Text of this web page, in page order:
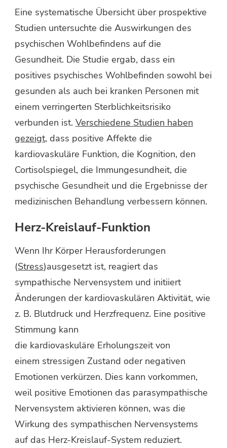
Eine systematische Übersicht über prospektive
Studien untersuchte die Auswirkungen des
psychischen Wohlbefindens auf die
Gesundheit. Die Studie ergab, dass ein
positives psychisches Wohlbefinden sowohl bei
gesunden als auch bei kranken Personen mit
einem verringerten Sterblichkeitsrisiko
verbunden ist. Verschiedene Studien haben
gezeigt, dass positive Affekte die
kardiovaskuläre Funktion, die Kognition, den
Cortisolspiegel, die Immungesundheit, die
psychische Gesundheit und die Ergebnisse der
medizinischen Behandlung verbessern können.
Herz-Kreislauf-Funktion
Wenn Ihr Körper Herausforderungen
(Stress)ausgesetzt ist, reagiert das
sympathische Nervensystem und initiiert
Änderungen der kardiovaskulären Aktivität, wie
z. B. Blutdruck und Herzfrequenz. Eine positive
Stimmung kann
die kardiovaskuläre Erholungszeit von
einem stressigen Zustand oder negativen
Emotionen verkürzen. Dies kann vorkommen,
weil positive Emotionen das parasympathische
Nervensystem aktivieren können, was die
Wirkung des sympathischen Nervensystems
auf das Herz-Kreislauf-System reduziert.